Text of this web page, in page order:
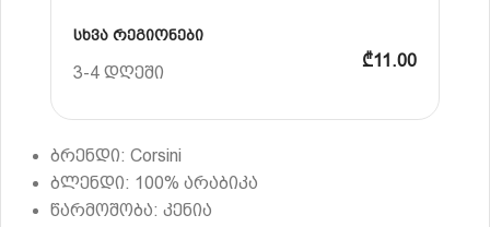
სხვა რეგიონები
3-4 დღეში
₾11.00
ბრენდი: Corsini
ბლენდი: 100% არაბიკა
წარმოშობა: კენია